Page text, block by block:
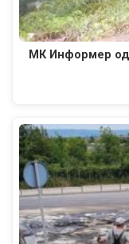
МК Информер